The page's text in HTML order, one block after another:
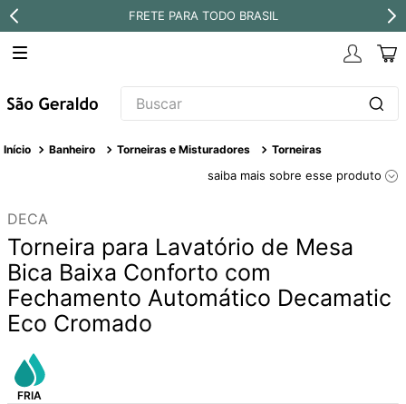
FRETE PARA TODO BRASIL
Buscar
Banheiro Torneiras e Misturadores Torneiras
saiba mais sobre esse produto
DECA
Torneira para Lavatório de Mesa
Bica Baixa Conforto com
Fechamento Automático Decamatic
Eco Cromado
TERMOS MAIS BUSCADOS
4º
torneira
5º
perola
6º
atlas
7º
8º